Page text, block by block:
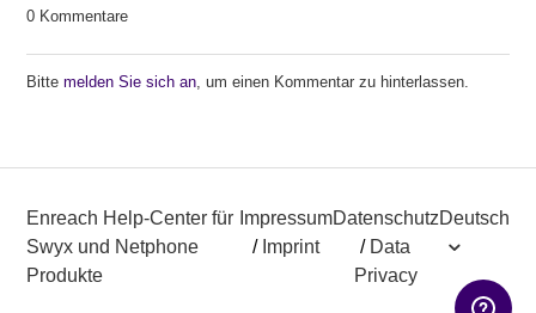
0 Kommentare
Bittemelden Sie sich an , um einen Kommentar zu hinterlassen.
Enreach Help-Center für
Swyx und Netphone
Produkte
Impressum
/ Imprint
Datenschutz
/ Data
Privacy
Deutsch